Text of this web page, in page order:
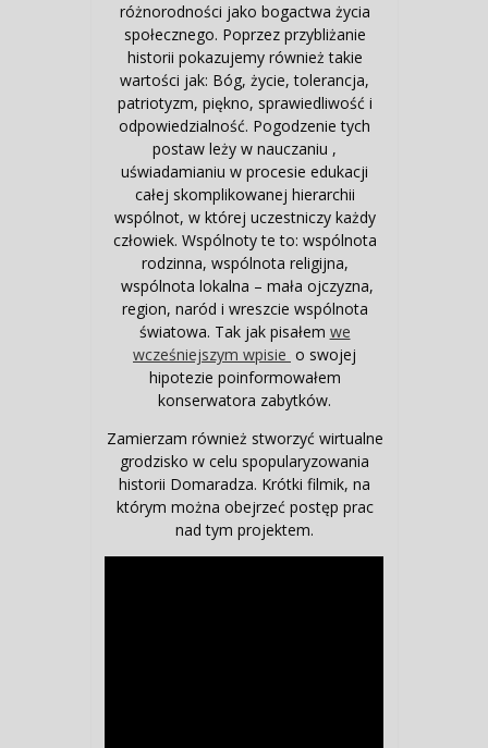
różnorodności jako bogactwa życia
społecznego. Poprzez przybliżanie
historii pokazujemy również takie
wartości jak: Bóg, życie, tolerancja,
patriotyzm, piękno, sprawiedliwość i
odpowiedzialność. Pogodzenie tych
postaw leży w nauczaniu ,
uświadamianiu w procesie edukacji
całej skomplikowanej hierarchii
wspólnot, w której uczestniczy każdy
człowiek. Wspólnoty te to: wspólnota
rodzinna, wspólnota religijna,
wspólnota lokalna – mała ojczyzna,
region, naród i wreszcie wspólnota
światowa. Tak jak pisałem we
wcześniejszym wpisie o swojej
hipotezie poinformowałem
konserwatora zabytków.
Zamierzam również stworzyć wirtualne
grodzisko w celu spopularyzowania
historii Domaradza. Krótki filmik, na
którym można obejrzeć postęp prac
nad tym projektem.